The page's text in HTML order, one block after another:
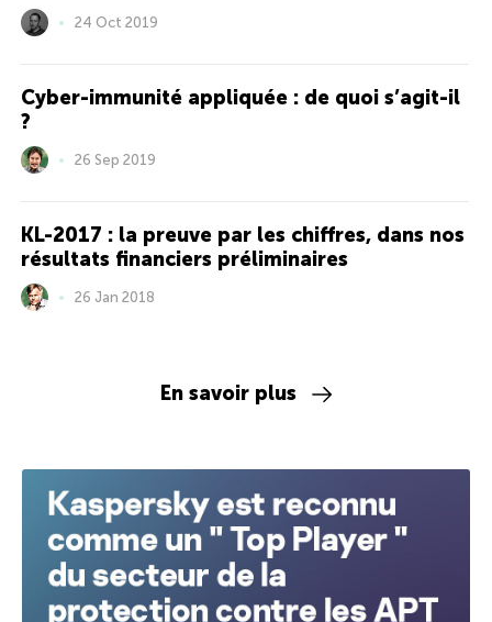
24 Oct 2019
Cyber-immunité appliquée : de quoi s’agit-il
?
26 Sep 2019
KL-2017 : la preuve par les chiffres, dans nos
résultats financiers préliminaires
26 Jan 2018
En savoir plus